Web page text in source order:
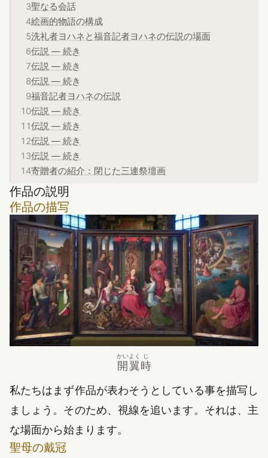
聖なる会話
絵画的物語の構成
洗礼者ヨハネと福音記者ヨハネの伝説の場面
伝説 — 続き
伝説 — 続き
伝説 — 続き
福音記者ヨハネの伝説
伝説 — 続き
伝説 — 続き
伝説 — 続き
伝説 — 続き
寄贈者の紹介：閉じた三連祭壇画
作品の説明
作品の描写
開
かい
翼
よく
時
じ
私たちはまず作品が表わそうとしている事を描写し
ましょう。そのため、視線を追います。それは、主
な場面から始まります。
聖母の戴冠